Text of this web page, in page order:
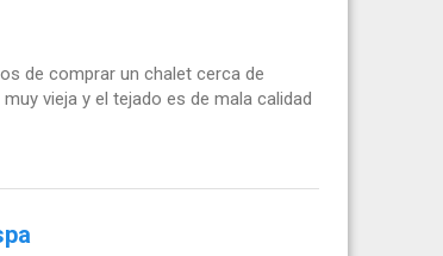
de comprar un chalet cerca de
vieja y el tejado es de mala calidad